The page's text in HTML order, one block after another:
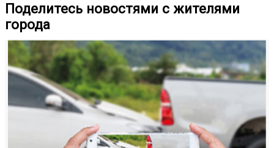
Поделитесь новостями с жителями
города